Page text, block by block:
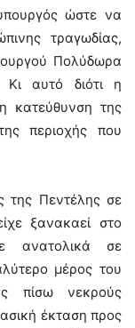
ώστε να
τραγωδίας,
Πολύδωρα
Κι αυτό διότι η
κατεύθυνση της
περιοχής που
της Πεντέλης σε
ξανακαεί στο
ανατολικά σε
μέρος του
πίσω νεκρούς
έκταση προς